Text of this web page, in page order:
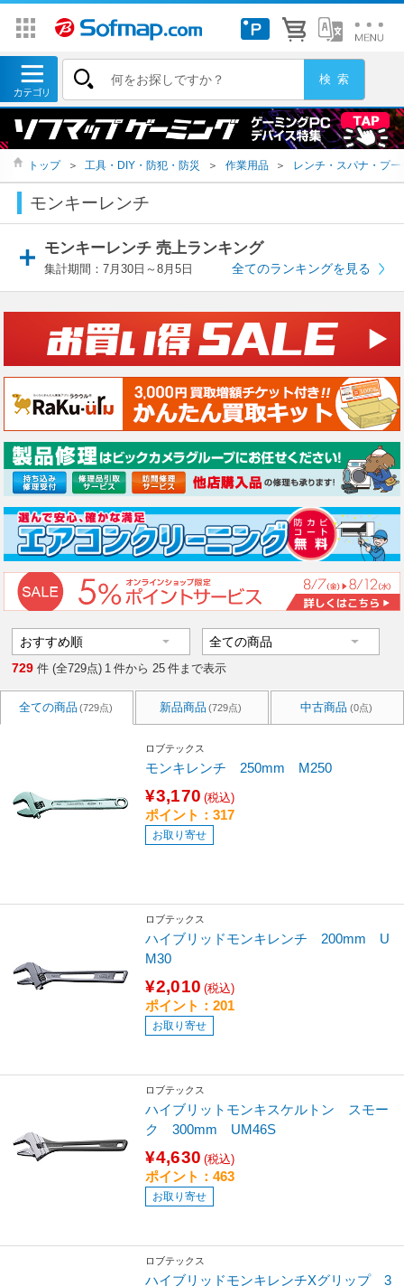
トップ ＞ 工具・DIY・防犯・防災 ＞ 作業用品 ＞ レンチ・スパナ・プー
モンキーレンチ
モンキーレンチ 売上ランキング
集計期間：7月30日～8月5日 全てのランキングを見る
729 件 (全729点) 1 件から 25 件まで表示
全ての商品 (729点) 新品商品 (729点) 中古商品 (0点)
ロブテックス
モンキレンチ 250mm M250
¥3,170 (税込)
ポイント：317
お取り寄せ
ロブテックス
ハイブリッドモンキレンチ 200mm U
M30
¥2,010 (税込)
ポイント：201
お取り寄せ
ロブテックス
ハイブリットモンキスケルトン スモー
ク 300mm UM46S
¥4,630 (税込)
ポイント：463
お取り寄せ
ロブテックス
ハイブリッドモンキレンチXグリップ 3